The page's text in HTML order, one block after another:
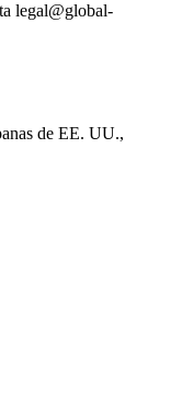
legal@global-
de EE. UU.,